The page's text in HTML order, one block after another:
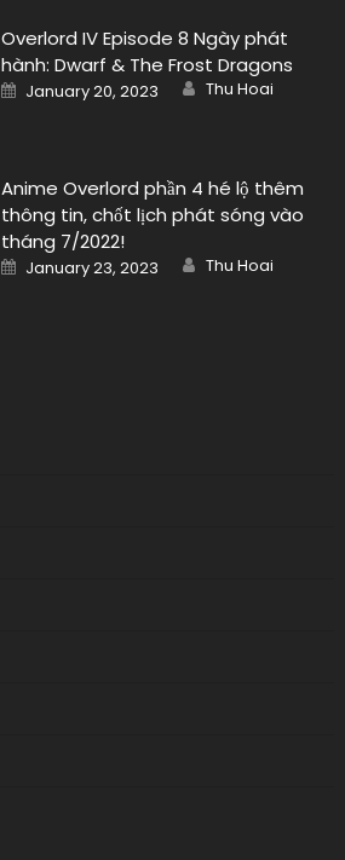
Overlord IV Episode 8 Ngày phát
hành: Dwarf & The Frost Dragons
Posted
on
January 20, 2023 Author
Thu Hoai
Anime Overlord phần 4 hé lộ thêm
thông tin, chốt lịch phát sóng vào
tháng 7/2022!
Posted
on
January 23, 2023 Author
Thu Hoai